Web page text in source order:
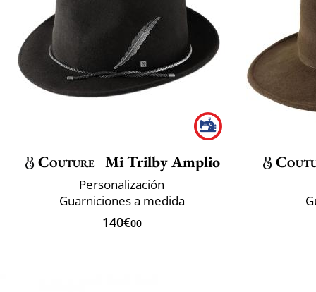
Couture Mi Trilby Amplio
Personalización
Guarniciones a medida
140€00